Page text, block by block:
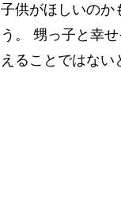
子供がほしいの
う。 甥っ子と幸
えることではない